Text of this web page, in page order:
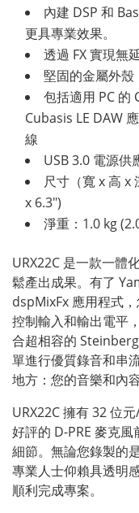
內建 DSP 和
更具專業效果。
透過 FX 實現無
堅固的金屬外殼
包括適用 PC 的
Cubasis LE DAW
線
USB 3.0 電源供
尺寸（寬 x 高 x
x 6.3″)
淨重：1.0 kg
URX22C 是一款一體
鬆產出成果。有了
dspMixFx 應用程式
控制輸入和輸出電平
合超相容的
單進行優質錄音和串
地方：您的音樂和內容
URX22C 擁有 32 位
好評的 D-PRE 麥克
細節。無論您錄製的
專業人士仰賴具透明
順利完成專案。